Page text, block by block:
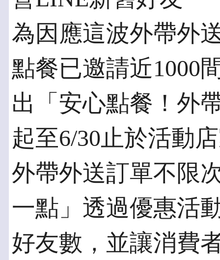
為因應這波外帶外
點餐已邀請近1000
出「安心點餐！外
起至6/30止於活動
外帶外送訂單不限
一點」透過優惠活
好友數，並讓消費